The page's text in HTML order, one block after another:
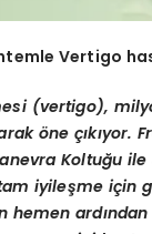
Vertigo
(vertigo),
öne çıkıyor.
Koltuğu ile
iyileşme için
hemen